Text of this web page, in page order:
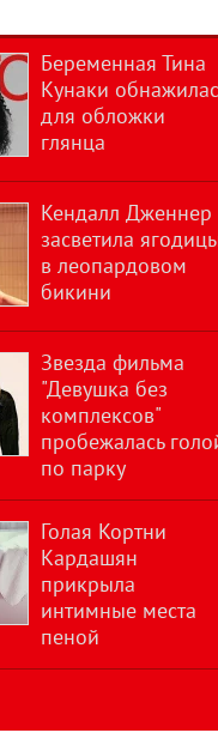
Беременная Тина
Кунаки
для обложки
глянца
Кендалл Дженнер
засветила
в леопардовом
бикини
Звезда фильма
"Девушка без
комплексов"
пробежалась
по парку
Голая Кортни
Кардашян
прикрыла
интимные места
пеной